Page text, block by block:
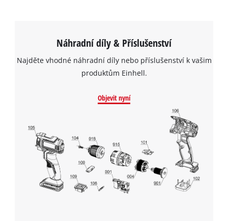
Náhradní díly & Příslušenství
Najděte vhodné náhradní díly nebo příslušenství k vašim
produktům Einhell.
Objevit nyní